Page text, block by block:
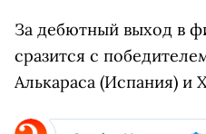
За дебютный выход в
сразится с
Алькараса (Испания) и